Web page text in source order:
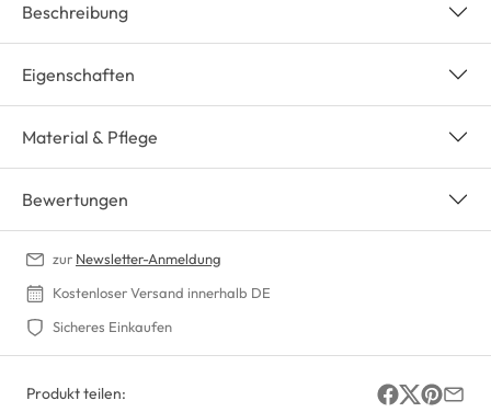
Beschreibung
Eigenschaften
Material & Pflege
Bewertungen
zur Newsletter-Anmeldung
Kostenloser Versand innerhalb DE
Sicheres Einkaufen
Produkt teilen: